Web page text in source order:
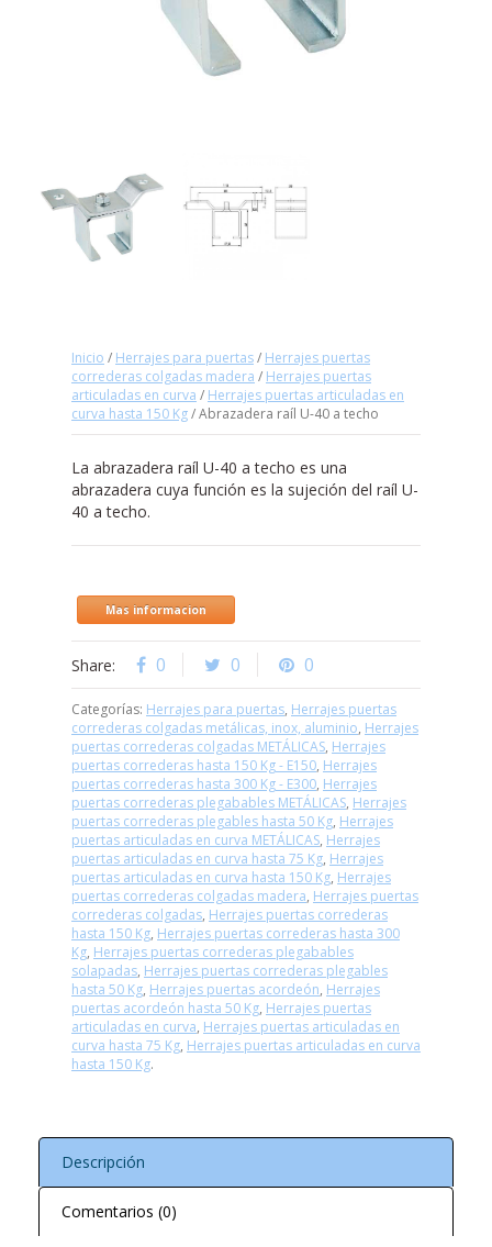
Inicio / Herrajes para puertas/ Herrajes puertas
correderas colgadas madera / Herrajes puertas
articuladas en curva / Herrajes puertas articuladas en
curva hasta 150 Kg/ Abrazadera raíl U-40 a techo
La abrazadera raíl U-40 a techo es una
abrazadera cuya función es la sujeción del raíl U-
40 a techo.
Mas informacion
Share: 0 0 0
Categorías: Herrajes para puertas, Herrajes puertas
correderas colgadas metálicas, inox, aluminio, Herrajes
puertas correderas colgadas METÁLICAS, Herrajes
puertas correderas hasta 150 Kg - E150, Herrajes
puertas correderas hasta 300 Kg - E300, Herrajes
puertas correderas plegabables METÁLICAS, Herrajes
puertas correderas plegables hasta 50 Kg, Herrajes
puertas articuladas en curva METÁLICAS, Herrajes
puertas articuladas en curva hasta 75 Kg, Herrajes
puertas articuladas en curva hasta 150 Kg, Herrajes
puertas correderas colgadas madera, Herrajes puertas
correderas colgadas, Herrajes puertas correderas
hasta 150 Kg, Herrajes puertas correderas hasta 300
Kg, Herrajes puertas correderas plegabables
solapadas, Herrajes puertas correderas plegables
hasta 50 Kg, Herrajes puertas acordeón, Herrajes
puertas acordeón hasta 50 Kg, Herrajes puertas
articuladas en curva, Herrajes puertas articuladas en
curva hasta 75 Kg, Herrajes puertas articuladas en curva
hasta 150 Kg.
Descripción
Comentarios (0)